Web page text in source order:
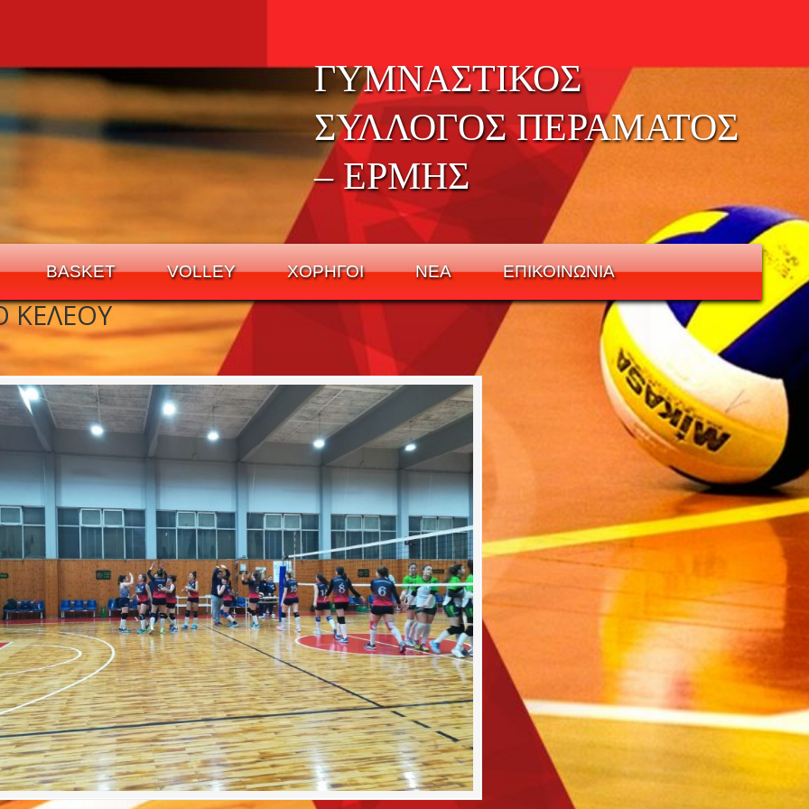
ΓΥΜΝΑΣΤΙΚΟΣ
ΣΥΛΛΟΓΟΣ ΠΕΡΑΜΑΤΟΣ
– ΕΡΜΗΣ
BASKET VOLLEY ΧΟΡΗΓΟΙ ΝΕΑ ΕΠΙΚΟΙΝΩΝΙΑ
ΚΕΛΕΟΥ